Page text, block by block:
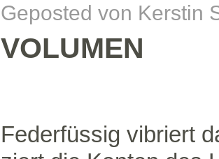
Geposted von Kerstin
VOLUMEN
Federfüssig vibriert